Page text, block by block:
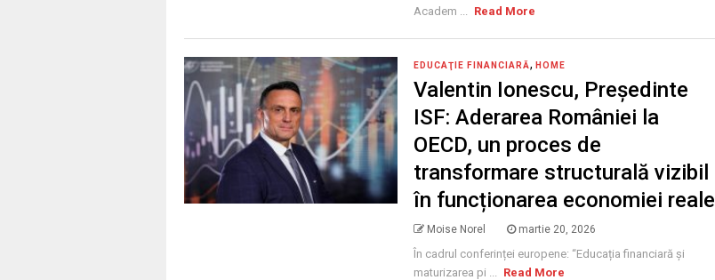
Academ ... Read More
EDUCAŢIE FINANCIARĂ, HOME
Valentin Ionescu, Președinte
ISF: Aderarea României la
OECD, un proces de
transformare structurală vizibil
în funcționarea economiei reale
Moise Norel martie 20, 2026
În cadrul conferinței europene: “Educația financiară și
maturizarea pi ... Read More